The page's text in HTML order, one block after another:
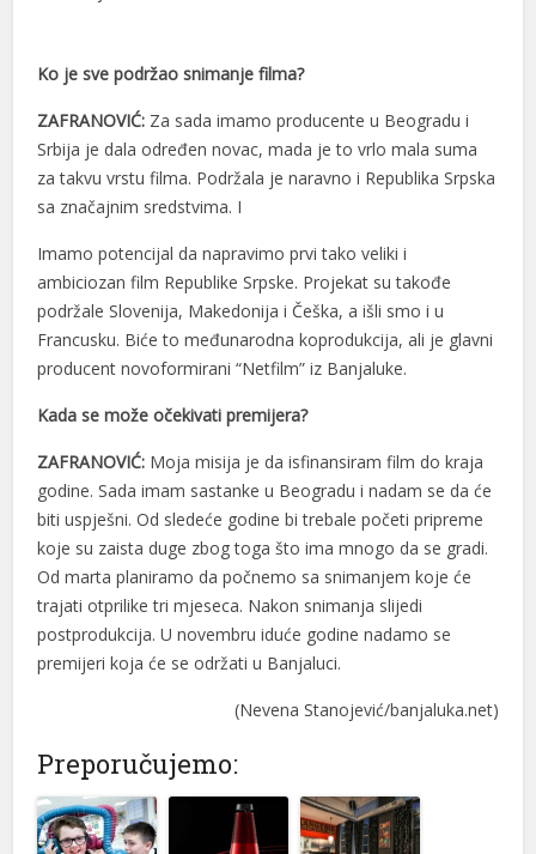
Ko je sve podržao snimanje filma?
ZAFRANOVIĆ: Za sada imamo producente u Beogradu i
Srbija je dala određen novac, mada je to vrlo mala suma
za takvu vrstu filma. Podržala je naravno i Republika Srpska
sa značajnim sredstvima. I
Imamo potencijal da napravimo prvi tako veliki i
ambiciozan film Republike Srpske. Projekat su takođe
podržale Slovenija, Makedonija i Češka, a išli smo i u
Francusku. Biće to međunarodna koprodukcija, ali je glavni
producent novoformirani “Netfilm” iz Banjaluke.
Kada se može očekivati premijera?
ZAFRANOVIĆ: Moja misija je da isfinansiram film do kraja
godine. Sada imam sastanke u Beogradu i nadam se da će
biti uspješni. Od sledeće godine bi trebale početi pripreme
koje su zaista duge zbog toga što ima mnogo da se gradi.
Od marta planiramo da počnemo sa snimanjem koje će
trajati otprilike tri mjeseca. Nakon snimanja slijedi
postprodukcija. U novembru iduće godine nadamo se
premijeri koja će se održati u Banjaluci.
(Nevena Stanojević/banjaluka.net)
Preporučujemo: